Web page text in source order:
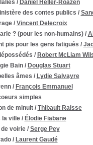
/ Daniel Heller-Roazen
des contes publics /
/ Vincent Delecroix
? (pour les non-humains)/
pis pour les gens fatigués /
/ Robert McLiam
Bain/ Douglas Stuart
âmes / Lydie Salvayre
/ François Emmanuel
simples
de minuit/ Thibault Raisse
la ville/ Élodie Fiabane
de voirie/ Serge Pey
/ Laurent Gaudé